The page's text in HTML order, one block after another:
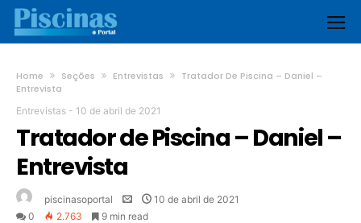
Home Seções Entrevistas
Tratador De Piscina – Daniel –
Entrevista
Entrevistas - 10 de abril de 2021
Tratador de Piscina – Daniel –
Entrevista
piscinasoportal
10 de abril de 2021
0
2.763 9 min read